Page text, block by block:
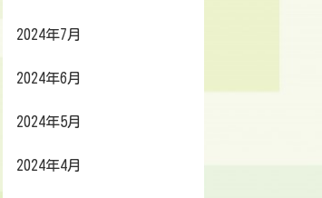
2024年7月
2024年6月
2024年5月
2024年4月